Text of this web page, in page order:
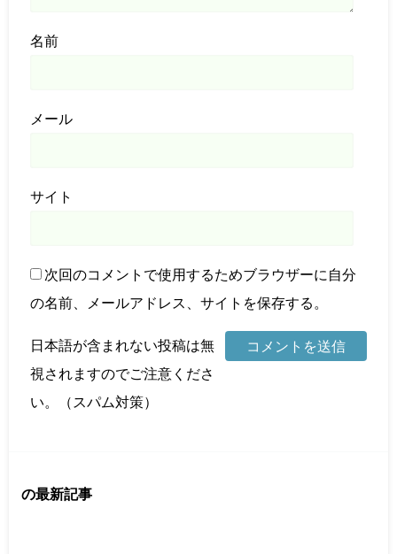
名前
メール
サイト
次回のコメントで使用するためブラウザーに自分
の名前、メールアドレス、サイトを保存する。
日本語が含まれない投稿は無
視されますのでご注意くださ
い。（スパム対策）
の最新記事